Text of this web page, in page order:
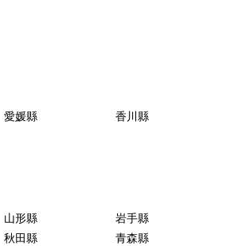
愛媛縣
香川縣
山形縣
岩手縣
秋田縣 青森縣